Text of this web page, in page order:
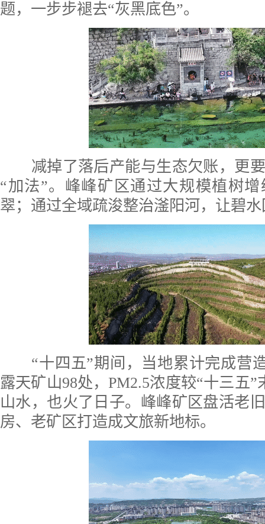
题，一步步褪去“灰黑底色”。
减掉了落后产能与生态欠账，更要
“加法”。峰峰矿区通过大规模植树
翠；通过全域疏浚整治滏阳河，让碧
“十四五”期间，当地累计完成营造
露天矿山98处，PM2.5浓度较“十三五”
山水，也火了日子。峰峰矿区盘活老
房、老矿区打造成文旅新地标。